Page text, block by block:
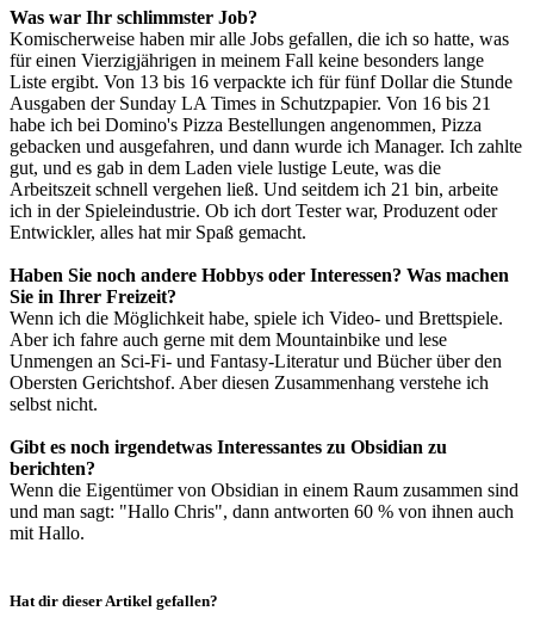
Was war Ihr schlimmster Job?
Komischerweise haben mir alle Jobs gefallen, die ich so hatte, was
für einen Vierzigjährigen in meinem Fall keine besonders lange
Liste ergibt. Von 13 bis 16 verpackte ich für fünf Dollar die Stunde
Ausgaben der Sunday LA Times in Schutzpapier. Von 16 bis 21
habe ich bei Domino's Pizza Bestellungen angenommen, Pizza
gebacken und ausgefahren, und dann wurde ich Manager. Ich zahlte
gut, und es gab in dem Laden viele lustige Leute, was die
Arbeitszeit schnell vergehen ließ. Und seitdem ich 21 bin, arbeite
ich in der Spieleindustrie. Ob ich dort Tester war, Produzent oder
Entwickler, alles hat mir Spaß gemacht.
Haben Sie noch andere Hobbys oder Interessen? Was machen
Sie in Ihrer Freizeit?
Wenn ich die Möglichkeit habe, spiele ich Video- und Brettspiele.
Aber ich fahre auch gerne mit dem Mountainbike und lese
Unmengen an Sci-Fi- und Fantasy-Literatur und Bücher über den
Obersten Gerichtshof. Aber diesen Zusammenhang verstehe ich
selbst nicht.
Gibt es noch irgendetwas Interessantes zu Obsidian zu
berichten?
Wenn die Eigentümer von Obsidian in einem Raum zusammen sind
und man sagt: "Hallo Chris", dann antworten 60 % von ihnen auch
mit Hallo.
Hat dir dieser Artikel gefallen?